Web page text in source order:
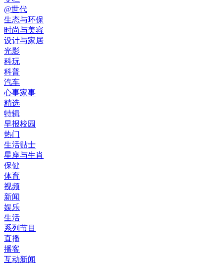
@世代
生态与环保
时尚与美容
设计与家居
光影
科玩
科普
汽车
心事家事
精选
特辑
早报校园
热门
生活贴士
星座与生肖
保健
体育
视频
新闻
娱乐
生活
系列节目
直播
播客
互动新闻